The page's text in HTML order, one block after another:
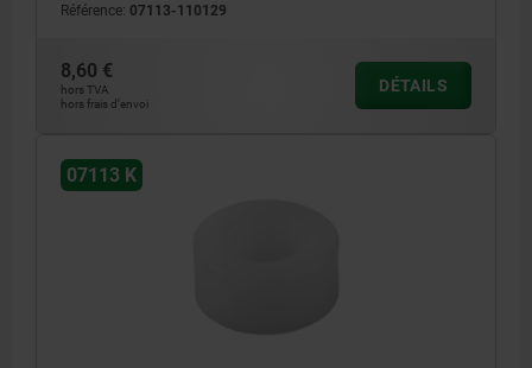
Référence: 07113-110129
8,60 €
hors TVA
hors frais d’envoi
DÉTAILS
07113 K